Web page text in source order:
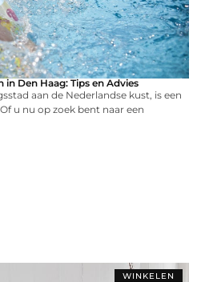
Den Haag: Tips en Advies
aan de Nederlandse kust, is een
u nu op zoek bent naar een
WINKELEN